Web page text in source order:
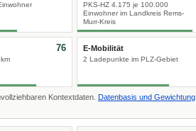
PKS-HZ 4.175 je 100.000
Einwohner im Landkreis Rems-
Murr-Kreis
76 E-Mobilität
2 Ladepunkte im PLZ-Gebiet
Kontextdaten. Datenbasis und Gewichtung